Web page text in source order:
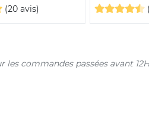
(20 avis)
commandes passées avant